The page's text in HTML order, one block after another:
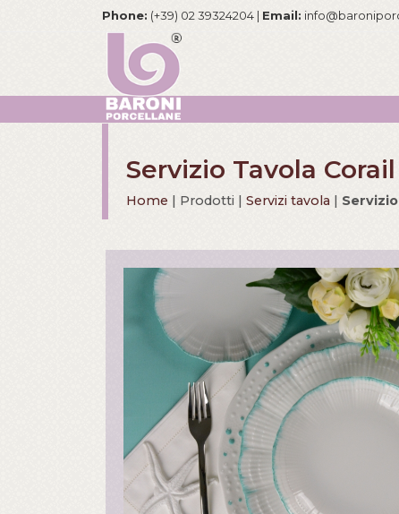
Phone: (+39) 02 39324204 | Email:
Servizio Tavola Corail
Home | Prodotti | Servizi tavola |